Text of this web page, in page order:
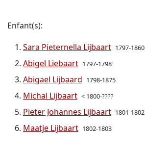
Enfant(s):
Sara Pieternella Lijbaart 1797-1860
Abigel Liebaart 1797-1798
Abigael Lijbaard 1798-1875
Michal Lijbaart < 1800-????
Pieter Johannes Lijbaart 1801-1802
Maatje Lijbaart 1802-1803